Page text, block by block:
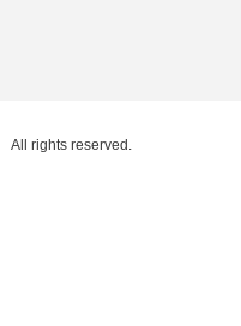
All rights reserved.